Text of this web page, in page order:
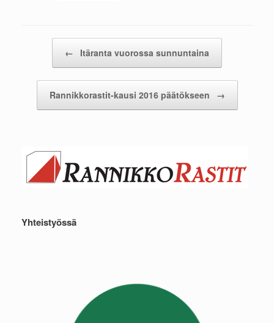
← Itäranta vuorossa sunnuntaina
Rannikkorastit-kausi 2016 päätökseen →
Yhteistyössä